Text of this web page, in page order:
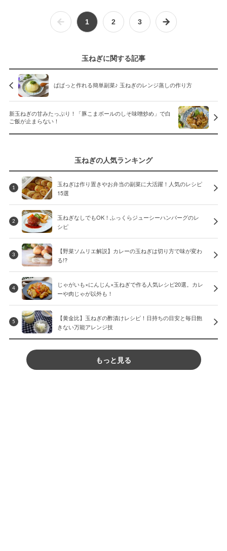
1 2 3
玉ねぎに関する記事
ぱぱっと作れる簡単副菜♪ 玉ねぎのレンジ蒸しの作り方
新玉ねぎの甘みたっぷり！「豚こまボールのしそ味噌炒め」で白
ご飯が止まらない！
玉ねぎの人気ランキング
1
玉ねぎは作り置きやお弁当の副菜に大活躍！人気のレシピ
15選
2
玉ねぎなしでもOK！ふっくらジューシーハンバーグのレ
シピ
3
【野菜ソムリエ解説】カレーの玉ねぎは切り方で味が変わ
る!?
4
じゃがいも×にんじん×玉ねぎで作る人気レシピ20選。カレ
ーや肉じゃが以外も！
5
【黄金比】玉ねぎの酢漬けレシピ！日持ちの目安と毎日飽
きない万能アレンジ技
もっと見る